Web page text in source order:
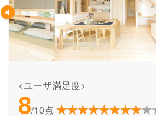
<ユーザ満足度>
8/10点